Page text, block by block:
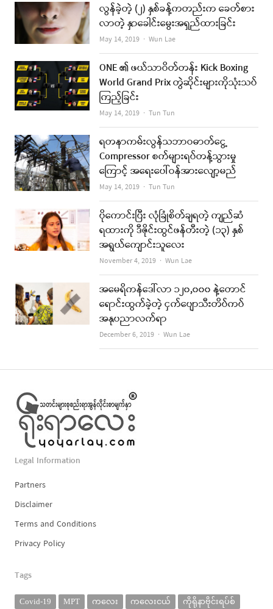
လွန်ခဲ့တဲ့ (၂) နှစ်ခန့်ကတည်းက ခေတ်စား
လာတဲ့ နှာခေါင်းမွေးအရှည်ထားခြင်း
May 14, 2019 Author
Wun Lae
ONE ၏ ဖယ်သာဝိတ်တန်း Kick Boxing
World Grand Prix တွဲဆိုင်းများကိုသုံးသပ်
ကြည့်ခြင်း
May 14, 2019 Author
Tun Tun
ရတနာကမ်းလွန်သဘာဝဓာတ်ငွေ့
Compressor စက်များရပ်တန့်သွားမှု
ကြောင့် အရေးပေါ်ဝန်အားလျော့မည်
May 14, 2019 Author
Tun Tun
ပိုကောင်းပြီး လုံခြုံစိတ်ချရတဲ့ ကျည်ဆံ
ရထားကို ဒီဇိုင်းထွင်ဖန်တီးတဲ့ (၁၃) နှစ်
အရွယ်ကျောင်းသူလေး
November 4, 2019 Author
Wun Lae
အမေရိကန်ဒေါ်လာ ၁၂၀,၀၀၀ နဲ့တောင်
ရောင်းထွက်ခဲ့တဲ့ ငှက်ပျောသီးတိပ်ကပ်
အနုပညာလက်ရာ
December 6, 2019 Author
Wun Lae
Legal Information
Partners
Disclaimer
Terms and Conditions
Privacy Policy
Tags
Covid-19 MPT ကလေး ကလေးငယ် ကိုရိုနာဗိုင်းရပ်စ်